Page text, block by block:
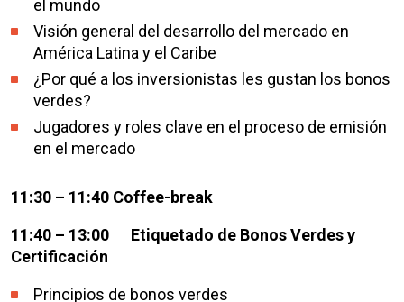
el mundo
Visión general del desarrollo del mercado en
América Latina y el Caribe
¿Por qué a los inversionistas les gustan los bonos
verdes?
Jugadores y roles clave en el proceso de emisión
en el mercado
11:30 – 11:40 Coffee-break
11:40 – 13:00 Etiquetado de Bonos Verdes y
Certificación
Principios de bonos verdes